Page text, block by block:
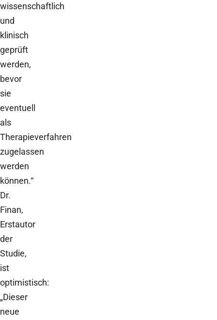
wissenschaftlich
und
klinisch
geprüft
werden,
bevor
sie
eventuell
als
Therapieverfahren
zugelassen
werden
können.“
Dr.
Finan,
Erstautor
der
Studie,
ist
optimistisch:
„Dieser
neue